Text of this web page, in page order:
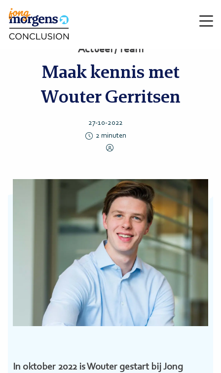
Actueel / Team
Maak kennis met
Wouter Gerritsen
27-10-2022
2 minuten
In oktober 2022 is Wouter gestart bij Jong